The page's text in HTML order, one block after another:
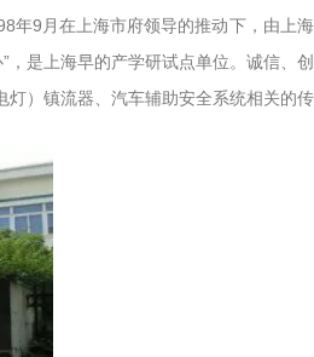
年9月在上海市府领导的推动下，由上
是上海早的产学研试点单位。诚信、
）镇流器、汽车辅助安全系统相关的